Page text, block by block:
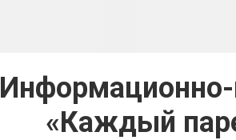
Информационно-
«Каждый